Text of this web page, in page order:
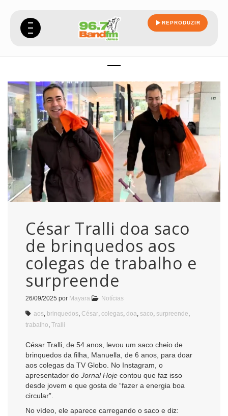
REPRODUZIR
César Tralli doa saco
de brinquedos aos
colegas de trabalho e
surpreende
26/09/2025 por Mayara Notícias
aos brinquedos César colegas doa saco surpreende
trabalho Tralli
César Tralli, de 54 anos, levou um saco cheio de
brinquedos da filha, Manuella, de 6 anos, para doar
aos colegas da TV Globo. No Instagram, o
apresentador do Jornal Hoje contou que faz isso
desde jovem e que gosta de “fazer a energia boa
circular”.
No vídeo, ele aparece carregando o saco e diz: